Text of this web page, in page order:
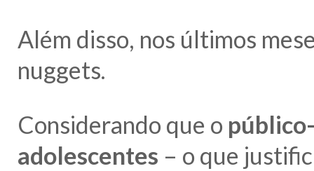
Além disso, nos últimos
nuggets.
Considerando que o
adolescentes – o que